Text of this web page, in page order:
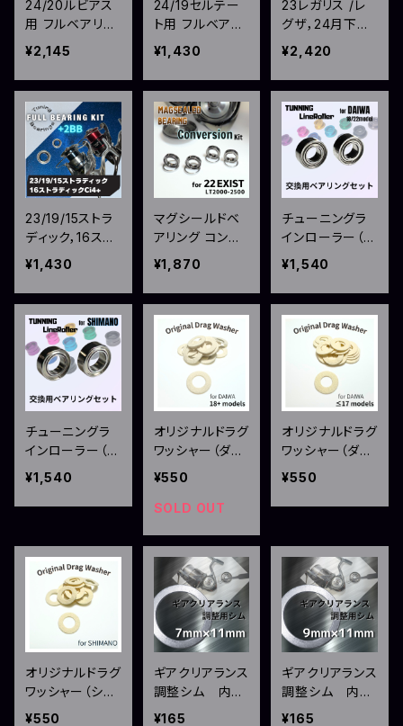
24/20ルビアス
用 フルベアリン
グキット
¥2,145
24/19セルテー
ト用 フルベアリ
ングキット
¥1,430
23レガリス /レ
グザ，24月下美
人X /エメラルダ
スX用 フルベア
リングキット
¥2,420
23/19/15ストラ
ディック，16スト
ラディックCi4
+用 フルベアリ
ングキット
¥1,430
マグシールドベ
アリング コンバ
ージョンキット
（22イグジスト
用）
¥1,870
チューニングラ
インローラー（ダ
イワ用）交換ベア
リング 2個セッ
ト
¥1,540
チューニングラ
インローラー（シ
マノ用）交換ベア
リング 2個セッ
ト
¥1,540
オリジナルドラグ
ワッシャー（ダイ
ワ18系～用）3枚
¥550
SOLD OUT
オリジナルドラグ
ワッシャー（ダイ
ワ～17系用）3枚
¥550
オリジナルドラグ
ワッシャー（シマ
ノ用）3枚セット
¥550
ギアクリアランス
調整シム 内径
7mm×外径10m
¥165
ギアクリアランス
調整シム 内径
9mm×外径11m
¥165